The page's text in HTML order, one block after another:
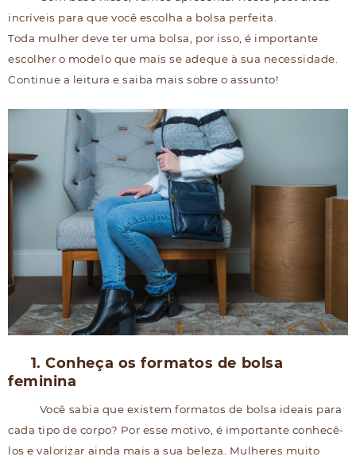
incríveis para que você escolha a bolsa perfeita.
Toda mulher deve ter uma bolsa, por isso, é importante
escolher o modelo que mais se adeque à sua necessidade.
Continue a leitura e saiba mais sobre o assunto!
1. Conheça os formatos de bolsa
feminina
Você sabia que existem formatos de bolsa ideais para
cada tipo de corpo? Por esse motivo, é importante conhecê-
los e valorizar ainda mais a sua beleza. Mulheres muito